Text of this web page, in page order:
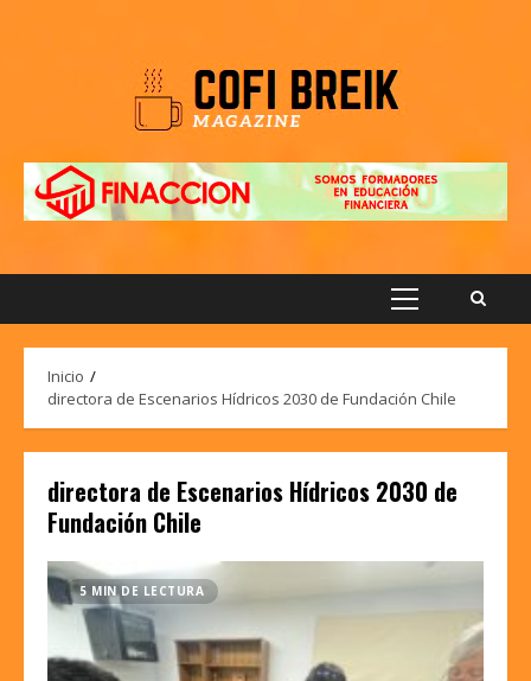
Menú
Inicio
directora de Escenarios Hídricos 2030 de Fundación Chile
directora de Escenarios Hídricos 2030 de
Fundación Chile
5 MIN DE LECTURA